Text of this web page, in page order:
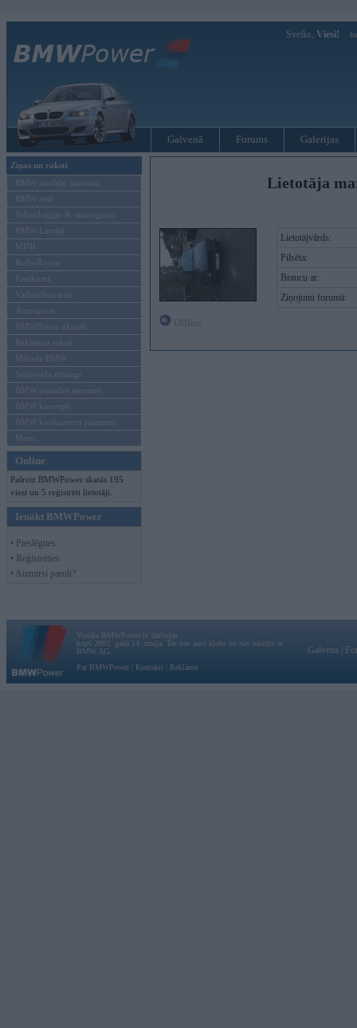
Sveiks, Viesi!
Galvenā Forums Galerijas
Ziņas un raksti
BMW modeļu jaunumi
BMW testi
Tehnoloģijas & sasniegumi
BMW Latvijā
MINI
Rolls-Royce
Pasākumi
Vadāmības tests
Autosports
BMWPower aktuāli
Reklāmas raksti
Mēneša BMW
Sērijveida tūnings
BMW pasaules jaunumi
BMW koncepti
BMW konkurentu jaunumi
Moto
Online
Pašreiz BMWPower skatās 195
viesi un 5 reģistrēti lietotāji.
Ienākt BMWPower
• Pieslēgties
• Reģistrēties
• Aizmirsi paroli?
Lietotāja
Lietotājvārds:
Pilsēta:
Braucu ar:
Ziņojumi forumā:
Vortāls BMWPower.lv darbojas
kopš 2002. gada 14. maija. Tas nav auto klubs un nav saistīts ar
BMW AG.
Par BMWPower
Kontakti Reklāma
Galvena